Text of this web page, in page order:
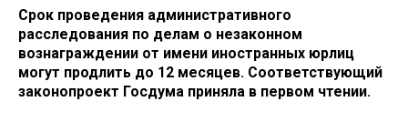
Срок проведения административного
расследования по делам о незаконном
вознаграждении от имени иностранных юрлиц
могут продлить до 12 месяцев. Соответствующий
законопроект Госдума приняла в первом чтении.